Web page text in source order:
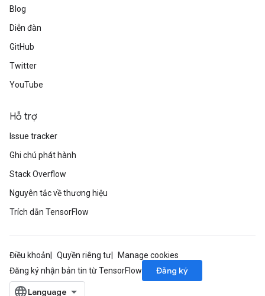
Blog
Diễn đàn
GitHub
Twitter
YouTube
Hỗ trợ
Issue tracker
Ghi chú phát hành
Stack Overflow
Nguyên tắc về thương hiệu
Trích dẫn TensorFlow
Điều khoản Quyền riêng tư
Manage cookies
Đăng ký nhận bản tin từ TensorFlow
Đăng ký